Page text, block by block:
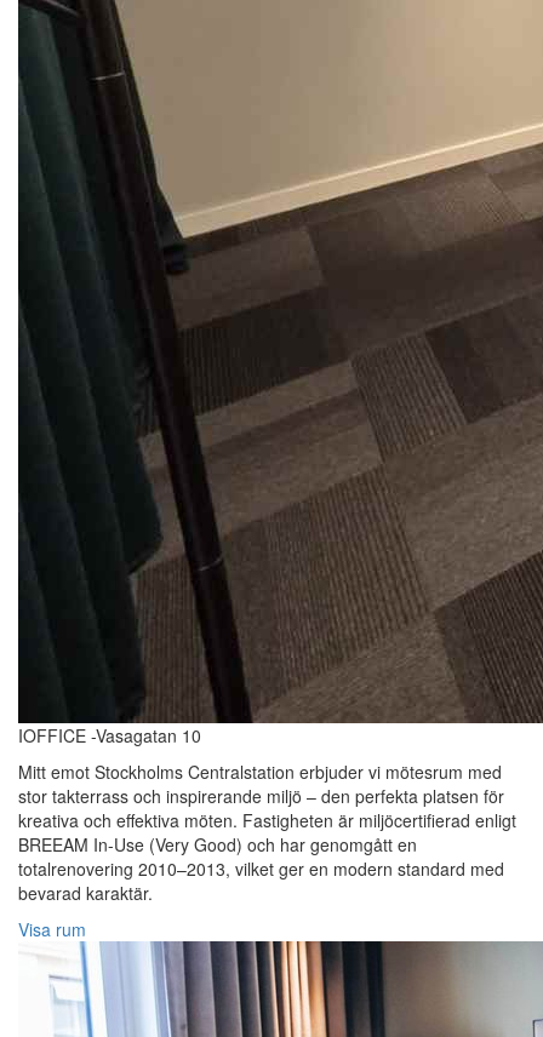
IOFFICE -Vasagatan 10
Mitt emot Stockholms Centralstation erbjuder vi mötesrum med
stor takterrass och inspirerande miljö – den perfekta platsen för
kreativa och effektiva möten. Fastigheten är miljöcertifierad enligt
BREEAM In-Use (Very Good) och har genomgått en
totalrenovering 2010–2013, vilket ger en modern standard med
bevarad karaktär.
Visa rum